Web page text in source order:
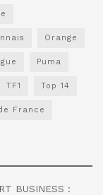
Orange
Puma
TF1 Top 14
France
BUSINESS :